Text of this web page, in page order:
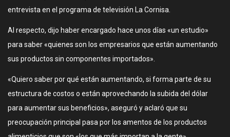
entrevista en el programa de televisión La Cornisa.
Al respecto, dijo haber encargado hace unos días «un estudio»
para saber «quienes son los empresarios que están aumentando
sus productos sin componentes importados».
«Quiero saber por qué están aumentando, si forma parte de su
estructura de costos o están aprovechando la subida del dólar
para aumentar sus beneficios», aseguró y aclaró que su
preocupación principal pasa por los amentos de los productos